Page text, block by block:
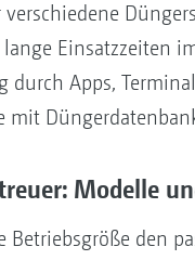
Einsatzzeiten
durch Apps,
mit
Modelle
Betriebsgröße den